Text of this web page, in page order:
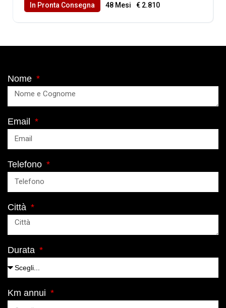
In Pronta Consegna 48 Mesi
€ 2.810
Nome
Email
Telefono
Città
Durata
Km annui